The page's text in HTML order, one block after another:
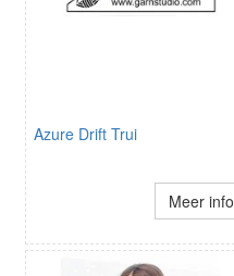
Azure Drift Trui
Meer info